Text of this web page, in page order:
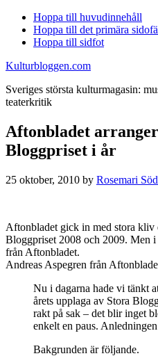
Hoppa till huvudinnehåll
Hoppa till det primära
Hoppa till sidfot
Kulturbloggen.com
Sveriges största kulturmagasin:
teaterkritik
Aftonbladet
Bloggpriset i år
25 oktober, 2010 by Rosemari
Aftonbladet gick in med stora kliv
Bloggpriset 2008 och 2009. Men
från Aftonbladet.
Andreas Aspegren från
Nu i dagarna hade vi tänkt
årets upplaga av Stora
rakt på sak – det blir inget
enkelt en paus.
Bakgrunden är följande.